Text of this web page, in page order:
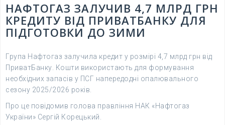
НАФТОГАЗ ЗАЛУЧИВ 4,7 МЛРД ГРН
КРЕДИТУ ВІД ПРИВАТБАНКУ ДЛЯ
ПІДГОТОВКИ ДО ЗИМИ
Група Нафтогаз залучила кредит у розмірі 4,7 млрд грн від
ПриватБанку. Кошти використають для формування
необхідних запасів у ПСГ напередодні опалювального
сезону 2025/2026 років.
Про це повідомив голова правління НАК «Нафтогаз
України» Сергій Корецький.